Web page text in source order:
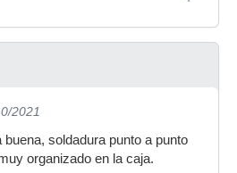
2021
buena, soldadura punto a punto
organizado en la caja.